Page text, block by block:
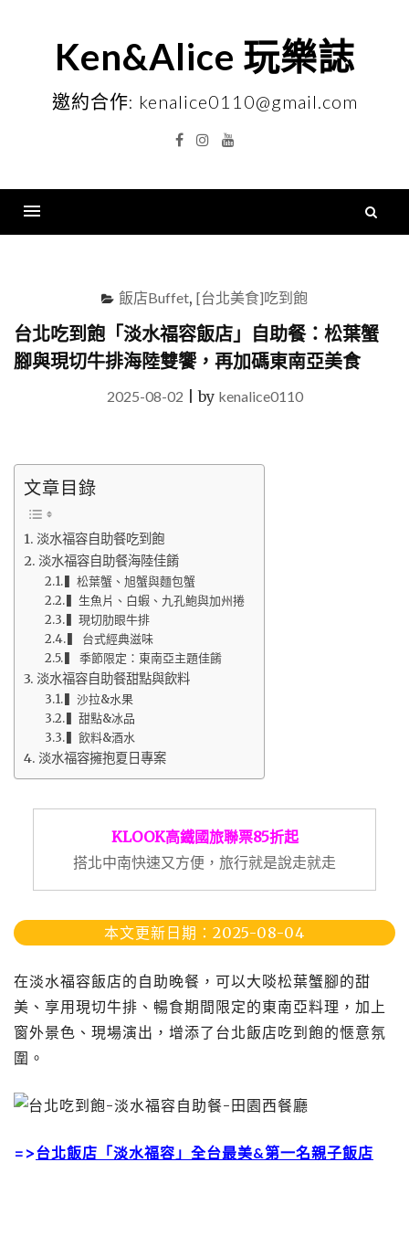
Ken&Alice 玩樂誌
邀約合作: kenalice0110@gmail.com
FacebookInstagramYouTube
飯店Buffet, [台北美食]吃到飽
台北吃到飽「淡水福容飯店」自助餐：松葉蟹
腳與現切牛排海陸雙饗，再加碼東南亞美食
2025-08-02 |by kenalice0110
文章目錄
淡水福容自助餐吃到飽
淡水福容自助餐海陸佳餚
▍松葉蟹、旭蟹與麵包蟹
▍生魚片、白蝦、九孔鮑與加州捲
▍現切肋眼牛排
▍ 台式經典滋味
▍ 季節限定：東南亞主題佳餚
淡水福容自助餐甜點與飲料
▍沙拉&水果
▍甜點&冰品
▍飲料&酒水
淡水福容擁抱夏日專案
KLOOK高鐵國旅聯票85折起
搭北中南快速又方便，旅行就是說走就走
本文更新日期：2025-08-04
在淡水福容飯店的自助晚餐，可以大啖松葉蟹腳的甜
美、享用現切牛排、暢食期間限定的東南亞料理，加上
窗外景色、現場演出，增添了台北飯店吃到飽的愜意氛
圍。
=>台北飯店「淡水福容」全台最美&第一名親子飯店